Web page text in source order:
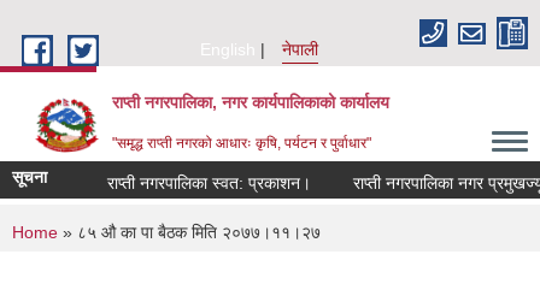
English
नेपाली
राप्ती नगरपालिका, नगर कार्यपालिकाको कार्यालय
"समृद्ध राप्ती नगरको आधारः कृषि, पर्यटन र पुर्वाधार"
सूचना राप्ती नगरपालिका स्वत: प्रकाशन। राप्ती नगरपालिका नगर
You are here
Home » ८५ औ का पा बैठक मिति २०७७।११।२७